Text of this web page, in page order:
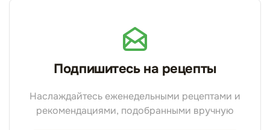
Подпишитесь на рецепты
Наслаждайтесь еженедельными рецептами и
рекомендациями, подобранными вручную